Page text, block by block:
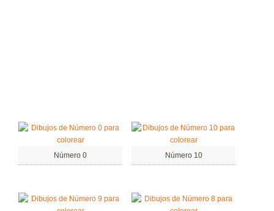
Número 0 Número 10